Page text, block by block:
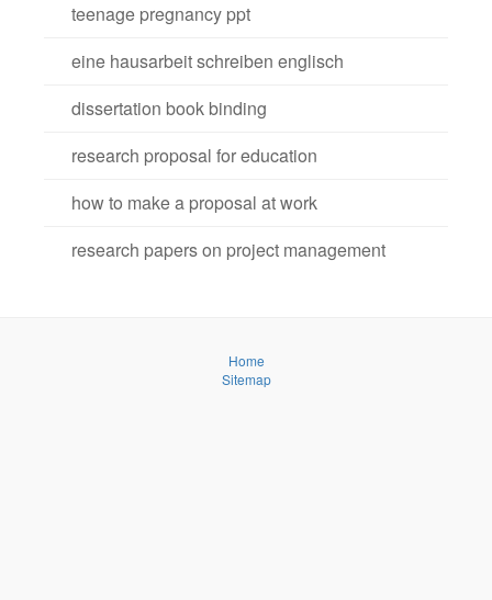
teenage pregnancy ppt
eine hausarbeit schreiben englisch
dissertation book binding
research proposal for education
how to make a proposal at work
research papers on project management
Home
Sitemap